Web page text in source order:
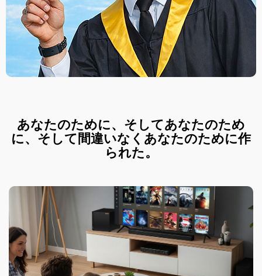
あなたのために、そしてあなたのため
に、そして間違いなくあなたのために作
られた。